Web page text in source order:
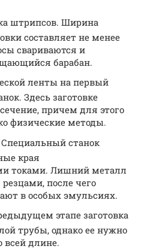
штрипсов. Ширина
составляет не менее
свариваются и
барабан.
ленты на первый
Здесь заготовке
причем для этого
физические методы.
Специальный станок
края
токами. Лишний металл
после чего
в особых эмульсиях.
этапе заготовка
трубы, однако ее нужно
всей длине.